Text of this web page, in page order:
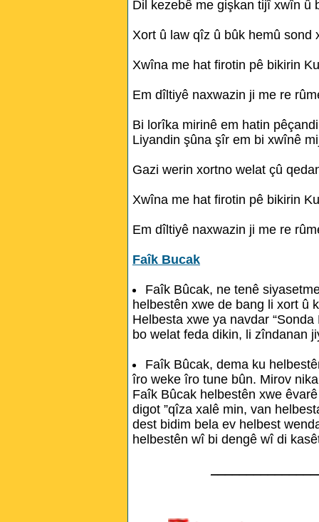
Dil kezebê me gişkan tijî xwîn û
Xort û law qîz û bûk hemû sond
Xwîna me hat firotin pê bikirin
Em dîltiyê naxwazin ji me re
Bi lorîka mirinê em hatin
Liyandin şûna şîr em bi xwînê
Gazi werin xortno welat çû
Xwîna me hat firotin pê bikirin
Em dîltiyê naxwazin ji me re
Faîk Bucak
Faîk Bûcak, ne tenê
helbestên xwe de bang li xort û
Helbesta xwe ya navdar
bo welat feda dikin, li zîndanan
Faîk Bûcak, dema ku
îro weke îro tune bûn. Mirov
Faîk Bûcak helbestên xwe
digot ”qîza xalê min, van
dest bidim bela ev helbest
helbestên wî bi dengê wî di